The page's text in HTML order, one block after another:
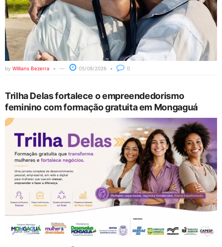
by Willians Bezerra 05/08/2026 0
Trilha Delas fortalece o empreendedorismo
feminino com formação gratuita em Mongaguá